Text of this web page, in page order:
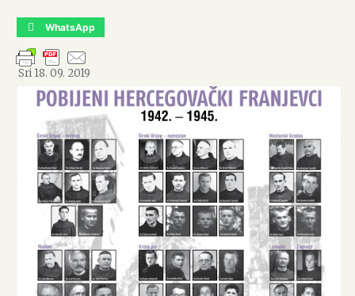
WhatsApp
Sri 18. 09. 2019